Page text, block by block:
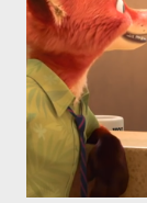
have to
after you go with
sudo mount -t